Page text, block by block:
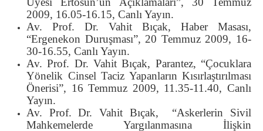
2009, 16.05-16.15, Canlı Yayın.
Av. Prof. Dr. Vahit Bıçak, Haber Masası,
“Ergenekon Duruşması”, 20 Temmuz 2009, 16-
30-16.55, Canlı Yayın.
Av. Prof. Dr. Vahit Bıçak, Parantez, “Çocuklara
Yönelik Cinsel Taciz Yapanların Kısırlaştırılması
Önerisi”, 16 Temmuz 2009, 11.35-11.40, Canlı
Yayın.
Av. Prof. Dr. Vahit Bıçak, “Askerlerin Sivil
Mahkemelerde Yargılanmasına İlişkin